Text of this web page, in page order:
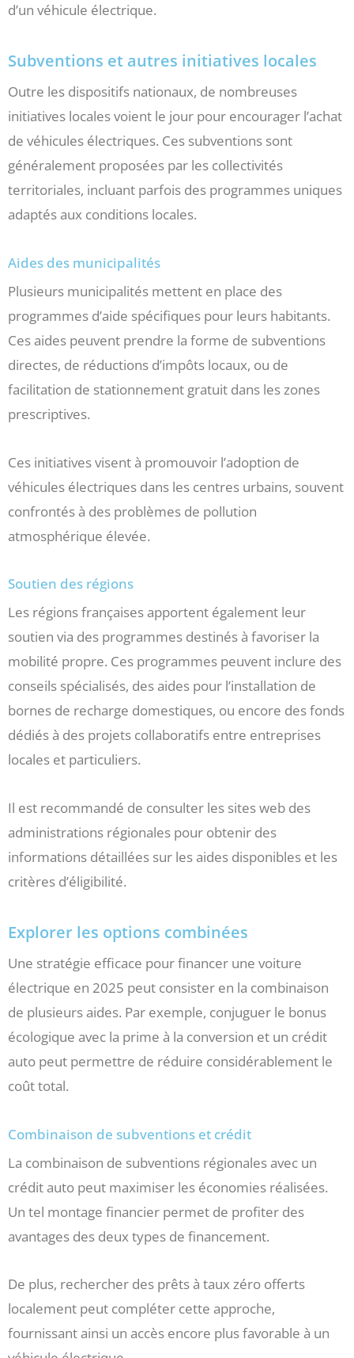
d’un véhicule électrique.
Subventions et autres initiatives locales
Outre les dispositifs nationaux, de nombreuses
initiatives locales voient le jour pour encourager l’achat
de véhicules électriques. Ces subventions sont
généralement proposées par les collectivités
territoriales, incluant parfois des programmes uniques
adaptés aux conditions locales.
Aides des municipalités
Plusieurs municipalités mettent en place des
programmes d’aide spécifiques pour leurs habitants.
Ces aides peuvent prendre la forme de subventions
directes, de réductions d’impôts locaux, ou de
facilitation de stationnement gratuit dans les zones
prescriptives.
Ces initiatives visent à promouvoir l’adoption de
véhicules électriques dans les centres urbains, souvent
confrontés à des problèmes de pollution
atmosphérique élevée.
Soutien des régions
Les régions françaises apportent également leur
soutien via des programmes destinés à favoriser la
mobilité propre. Ces programmes peuvent inclure des
conseils spécialisés, des aides pour l’installation de
bornes de recharge domestiques, ou encore des fonds
dédiés à des projets collaboratifs entre entreprises
locales et particuliers.
Il est recommandé de consulter les sites web des
administrations régionales pour obtenir des
informations détaillées sur les aides disponibles et les
critères d’éligibilité.
Explorer les options combinées
Une stratégie efficace pour financer une voiture
électrique en 2025 peut consister en la combinaison
de plusieurs aides. Par exemple, conjuguer le bonus
écologique avec la prime à la conversion et un crédit
auto peut permettre de réduire considérablement le
coût total.
Combinaison de subventions et crédit
La combinaison de subventions régionales avec un
crédit auto peut maximiser les économies réalisées.
Un tel montage financier permet de profiter des
avantages des deux types de financement.
De plus, rechercher des prêts à taux zéro offerts
localement peut compléter cette approche,
fournissant ainsi un accès encore plus favorable à un